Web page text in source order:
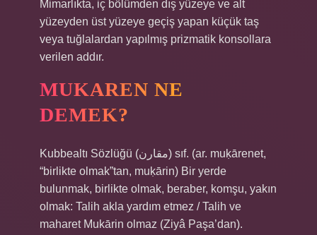
Mimarlıkta, iç bölümden dış yüzeye ve alt
yüzeyden üst yüzeye geçiş yapan küçük taş
veya tuğlalardan yapılmış prizmatik konsollara
verilen addır.
MUKAREN NE
DEMEK?
Kubbealtı Sözlüğü (ﻣﻘﺎﺭﻥ) sıf. (ar. muḳārenet,
“birlikte olmak”tan, muḳārin) Bir yerde
bulunmak, birlikte olmak, beraber, komşu, yakın
olmak: Talih akla yardım etmez / Talih ve
maharet Mukārin olmaz (Ziyâ Paşa’dan).